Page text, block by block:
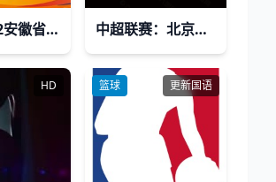
20260802安徽省城市篮球联赛第10轮全场回放：宿州vs芜湖 中超联赛：北京国安VS河南俱乐部彩陶坊20260523
HD 篮球 更新国语